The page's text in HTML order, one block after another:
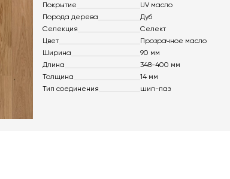
Покрытие
UV масло
Порода дерева
Дуб
Селекция
Селект
Цвет
Прозрачное масло
Ширина
90 мм
Длина
348-400 мм
Толщина
14 мм
Тип соединения
шип-паз